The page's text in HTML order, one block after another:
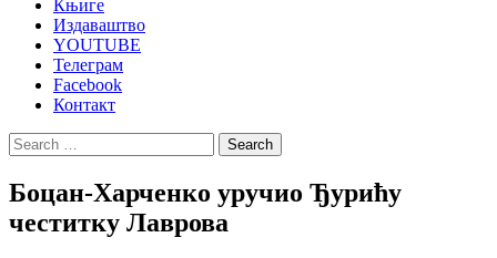
Књиге
Издаваштво
YOUTUBE
Телеграм
Facebook
Контакт
Search
for:
Боцан-Харченко уручио Ђурићу
честитку Лаврова